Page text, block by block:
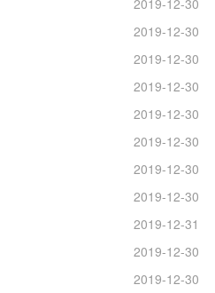
2019-12-30
2019-12-30
2019-12-30
2019-12-30
2019-12-30
2019-12-30
2019-12-30
2019-12-30
2019-12-31
2019-12-30
2019-12-30